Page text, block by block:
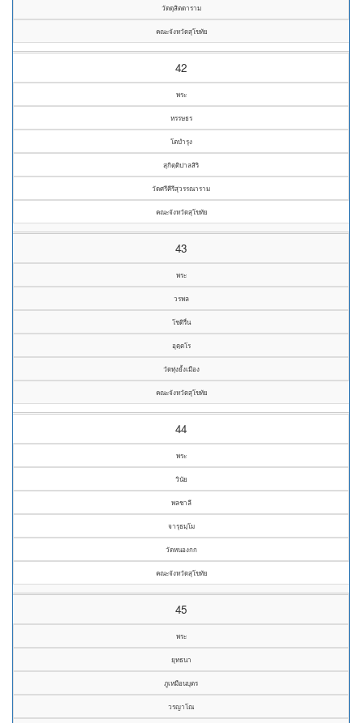
วัดดุสิตดาราม
คณะจังหวัดสุโขทัย
42
พระ
หรรษธร
โตบำรุง
สุกิตฺติปาลสิริ
วัดศรีคีรีสุวรรณาราม
คณะจังหวัดสุโขทัย
43
พระ
วรพล
โชติรื่น
อุตฺตโร
วัดทุ่งยั้งเมือง
คณะจังหวัดสุโขทัย
44
พระ
วินัย
พลชาลี
จารุธมฺโม
วัดหนองกก
คณะจังหวัดสุโขทัย
45
พระ
ยุทธนา
ภูเหมือนบุตร
วรญาโณ